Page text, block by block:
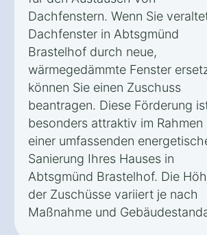
Dachfenstern. Wenn Sie
Dachfenster in Abtsgmünd
Brastelhof durch neue,
wärmegedämmte Fenster
können Sie einen Zuschuss
beantragen. Diese Förderung
besonders attraktiv im Rahmen
einer umfassenden
Sanierung Ihres Hauses in
Abtsgmünd Brastelhof. Die
der Zuschüsse variiert je nach
Maßnahme und